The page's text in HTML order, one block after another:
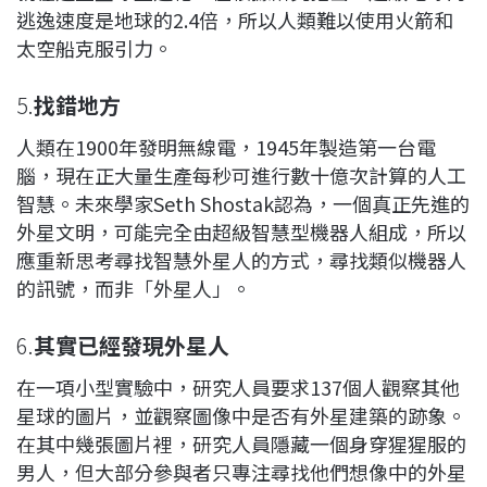
逃逸速度是地球的2.4倍，所以人類難以使用火箭和
太空船克服引力。
5.找錯地方
人類在1900年發明無線電，1945年製造第一台電
腦，現在正大量生產每秒可進行數十億次計算的人工
智慧。未來學家Seth Shostak認為，一個真正先進的
外星文明，可能完全由超級智慧型機器人組成，所以
應重新思考尋找智慧外星人的方式，尋找類似機器人
的訊號，而非「外星人」。
6.其實已經發現外星人
在一項小型實驗中，研究人員要求137個人觀察其他
星球的圖片，並觀察圖像中是否有外星建築的跡象。
在其中幾張圖片裡，研究人員隱藏一個身穿猩猩服的
男人，但大部分參與者只專注尋找他們想像中的外星